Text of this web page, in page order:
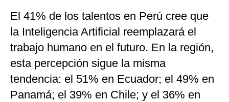
El 41% de los talentos en Perú cree que
la Inteligencia Artificial reemplazará el
trabajo humano en el futuro. En la región,
esta percepción sigue la misma
tendencia: el 51% en Ecuador; el 49% en
Panamá; el 39% en Chile; y el 36% en